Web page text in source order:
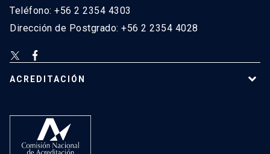
Teléfono: +56 2 2354 4303
Dirección de Postgrado: +56 2 2354 4028
ACREDITACIÓN